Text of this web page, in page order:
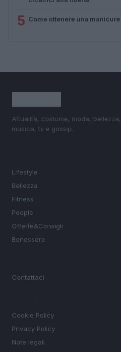
5 Come ottenere una
Attualità, costume, moda,
musica, tv e gossip.
Lifestyle
Bellezza
Fitness
People
Offerte&Consigli
Benessere
Contattaci
Cookie Policy
Privacy Policy
Note legali